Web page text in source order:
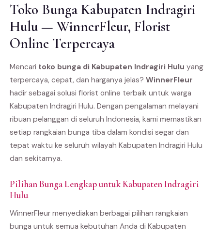
Toko Bunga Kabupaten Indragiri
Hulu — WinnerFleur, Florist
Online Terpercaya
Mencari toko bunga di Kabupaten Indragiri Hulu yang
terpercaya, cepat, dan harganya jelas? WinnerFleur
hadir sebagai solusi florist online terbaik untuk warga
Kabupaten Indragiri Hulu. Dengan pengalaman melayani
ribuan pelanggan di seluruh Indonesia, kami memastikan
setiap rangkaian bunga tiba dalam kondisi segar dan
tepat waktu ke seluruh wilayah Kabupaten Indragiri Hulu
dan sekitarnya.
Pilihan Bunga Lengkap untuk Kabupaten Indragiri
Hulu
WinnerFleur menyediakan berbagai pilihan rangkaian
bunga untuk semua kebutuhan Anda di Kabupaten